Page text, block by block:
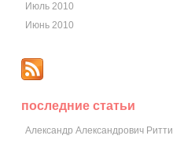
Июль 2010
Июнь 2010
последние статьи
Александр Александрович